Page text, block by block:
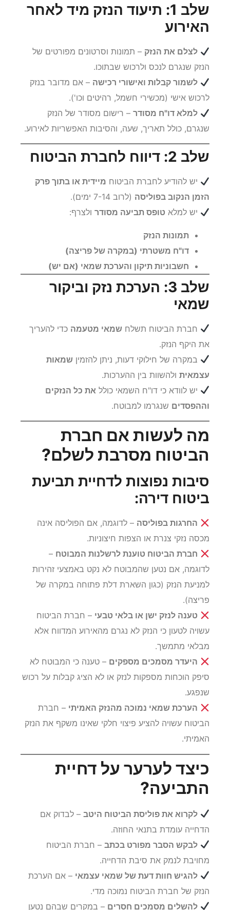
שלב 1: תיעוד הנזק מיד לאחר
האירוע
לצלם את הנזק – תמונות וסרטונים מפורטים של
הנזק שנגרם לנכס ולרכוש שבתוכו.
לשמור קבלות ואישורי רכישה – אם מדובר בנזק
לרכוש אישי (מכשירי חשמל, רהיטים וכו').
למלא דו"ח מסודר – רישום מסודר של הנזק
שנגרם, כולל תאריך, שעה, והסיבות האפשריות לאירוע.
שלב 2: דיווח לחברת הביטוח
יש להודיע לחברת הביטוח מיידית או בתוך פרק
הזמן הנקוב בפוליסה (לרוב 7-14 ימים).
יש למלא טופס תביעה מסודר ולצרף:
תמונות הנזק
דו"ח משטרתי (במקרה של פריצה)
חשבוניות תיקון והערכת שמאי (אם יש)
שלב 3: הערכת נזק וביקור
שמאי
חברת הביטוח תשלחשמאי מטעמה כדי להעריך
את היקף הנזק.
במקרה של חילוקי דעות, ניתן להזמיןשמאות
עצמאית ולהשוות בין ההערכות.
יש לוודא כי דו"ח השמאי כולל את כל הנזקים
וההפסדים שנגרמו למבוטח.
מה לעשות אם חברת
הביטוח מסרבת לשלם?
סיבות נפוצות לדחיית תביעת
ביטוח דירה:
החרגות בפוליסה – לדוגמה, אם הפוליסה אינה
מכסה נזקי צנרת או הצפות חיצוניות.
חברת הביטוח טוענת לרשלנות המבוטח –
לדוגמה, אם נטען שהמבוטח לא נקט באמצעי זהירות
למניעת הנזק (כגון השארת דלת פתוחה במקרה של
פריצה).
טענה לנזק ישן או בלאי טבעי – חברת הביטוח
עשויה לטעון כי הנזק לא נגרם מהאירוע המדווח אלא
מבלאי מתמשך.
היעדר מסמכים מספקים – טענה כי המבוטח לא
סיפק הוכחות מספקות לנזק או לא הציג קבלות על רכוש
שנפגע.
הערכת שמאי נמוכה מהנזק האמיתי – חברת
הביטוח עשויה להציע פיצוי חלקי שאינו משקף את הנזק
האמיתי.
כיצד לערער על דחיית
התביעה?
לקרוא את פוליסת הביטוח היטב – לבדוק אם
הדחייה עומדת בתנאי החוזה.
לבקש הסבר מפורט בכתב – חברת הביטוח
מחויבת לנמק את סיבת הדחייה.
להגיש חוות דעת של שמאי עצמאי – אם הערכת
הנזק של חברת הביטוח נמוכה מדי.
להשלים מסמכים חסרים – במקרים שבהם נטען